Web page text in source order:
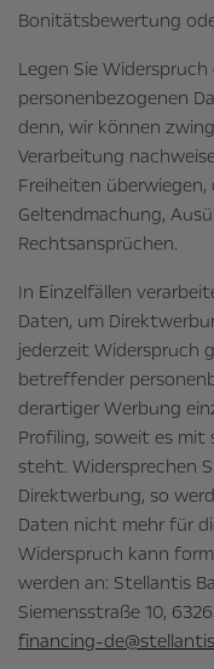
Bonitätsbewertung
Legen Sie
personenbezogenen
denn, wir können
Verarbeitung
Freiheiten
Geltendmachung,
Rechtsansprüchen.
In Einzelfällen
Daten, um
jederzeit Widerspruch
betreffender
derartiger Werbung
Profiling, soweit es mit
steht. Widersprechen
Direktwerbung, so
Daten nicht mehr für
Widerspruch kann
werden an: Stellantis
Siemensstraße 10,
financing-